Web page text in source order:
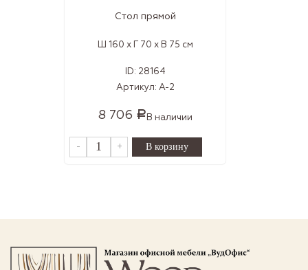
Стол прямой
Ш 160 x Г 70 x В 75 см
ID: 28164
Артикул: А-2
8 706 РВ наличии
- +